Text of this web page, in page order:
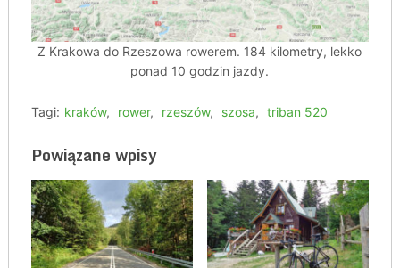
Z Krakowa do Rzeszowa rowerem. 184 kilometry, lekko
ponad 10 godzin jazdy.
Tagi: kraków, rower, rzeszów, szosa, triban 520
Powiązane wpisy